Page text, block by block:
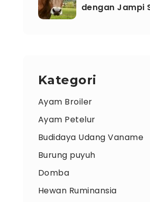
dengan Jampi
Kategori
Ayam Broiler
Ayam Petelur
Budidaya Udang Vaname
Burung puyuh
Domba
Hewan Ruminansia